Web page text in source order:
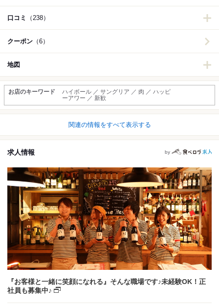
口コミ （238）
クーポン （6）
地図
お店のキーワード
ハイボール ／ サングリア ／ 肉 ／ ハッピ
ーアワー ／ 新歓
関連の情報をすべて表示する
求人情報 by
『お客様と一緒に笑顔になれる』そんな職場です♪未経験OK！正
社員も募集中♪